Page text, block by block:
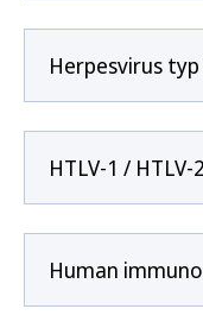
Herpesvirus typ
HTLV-1 / HTLV-2
Human